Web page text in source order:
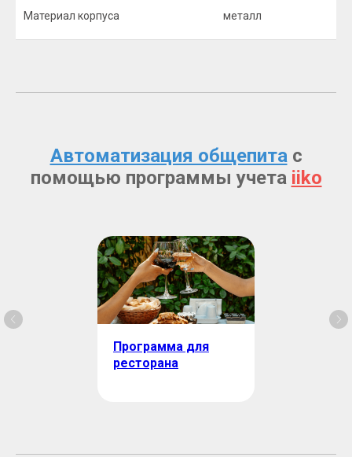
Материал корпуса металл
Автоматизация общепитас
помощью программы учета iiko
Программа для
ресторана